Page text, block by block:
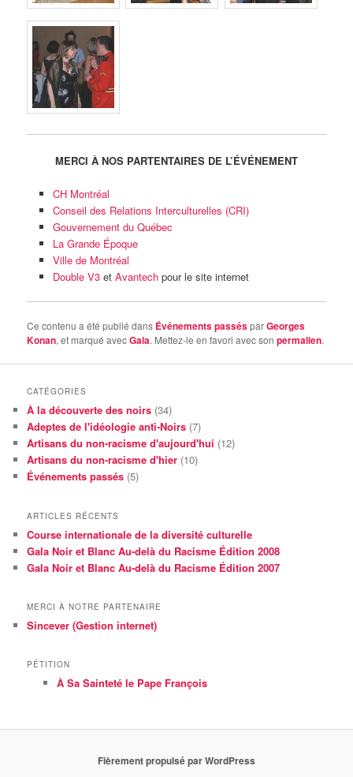
MERCI À NOS PARTENTAIRES DE L’ÉVÉNEMENT
CH Montréal
Conseil des Relations Interculturelles (CRI)
Gouvernement du Québec
La Grande Époque
Ville de Montréal
Double V3et Avantechpour le site internet
Ce contenu a été publié dans Événements passésparGeorges
Konan, et marqué avecGala. Mettez-le en favori avec sonpermalien.
CATÉGORIES
À la découverte des noirs (34)
Adeptes de l'idéologie anti-Noirs (7)
Artisans du non-racisme d'aujourd'hui (12)
Artisans du non-racisme d'hier (10)
Événements passés (5)
ARTICLES RÉCENTS
Course internationale de la diversité culturelle
Gala Noir et Blanc Au-delà du Racisme Édition 2008
Gala Noir et Blanc Au-delà du Racisme Édition 2007
MERCI À NOTRE PARTENAIRE
Sincever (Gestion internet)
PÉTITION
À Sa Sainteté le Pape François
Fièrement propulsé par WordPress